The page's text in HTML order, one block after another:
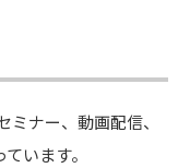
ナー、動画配信、
います。